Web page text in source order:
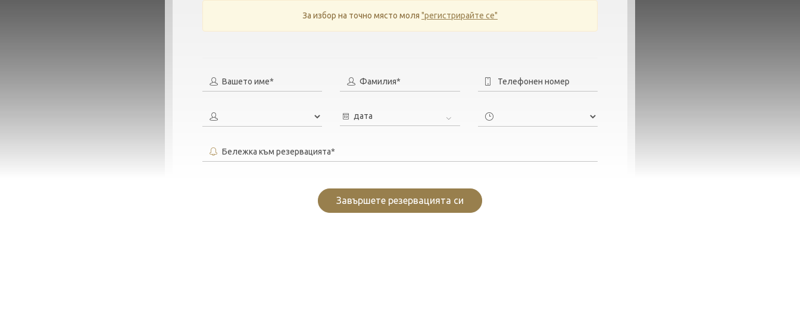
За избор на точно място моля "регистрирайте се"
Вашето име* Фамилия* Телефонен номер
дата
Бележка към резервацията*
Завършете резервацията си